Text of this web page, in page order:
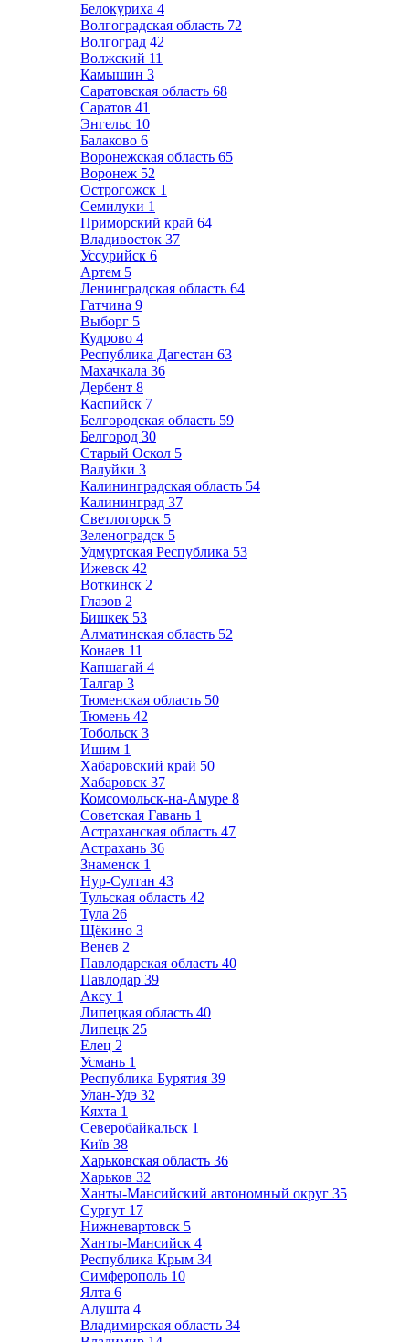
Белокуриха 4
Волгоградская область 72
Волгоград 42
Волжский 11
Камышин 3
Саратовская область 68
Саратов 41
Энгельс 10
Балаково 6
Воронежская область 65
Воронеж 52
Острогожск 1
Семилуки 1
Приморский край 64
Владивосток 37
Уссурийск 6
Артем 5
Ленинградская область 64
Гатчина 9
Выборг 5
Кудрово 4
Республика Дагестан 63
Махачкала 36
Дербент 8
Каспийск 7
Белгородская область 59
Белгород 30
Старый Оскол 5
Валуйки 3
Калининградская область 54
Калининград 37
Светлогорск 5
Зеленоградск 5
Удмуртская Республика 53
Ижевск 42
Воткинск 2
Глазов 2
Бишкек 53
Алматинская область 52
Конаев 11
Капшагай 4
Талгар 3
Тюменская область 50
Тюмень 42
Тобольск 3
Ишим 1
Хабаровский край 50
Хабаровск 37
Комсомольск-на-Амуре 8
Советская Гавань 1
Астраханская область 47
Астрахань 36
Знаменск 1
Нур-Султан 43
Тульская область 42
Тула 26
Щёкино 3
Венев 2
Павлодарская область 40
Павлодар 39
Аксу 1
Липецкая область 40
Липецк 25
Елец 2
Усмань 1
Республика Бурятия 39
Улан-Удэ 32
Кяхта 1
Северобайкальск 1
Київ 38
Харьковская область 36
Харьков 32
Ханты-Мансийский автономный округ 35
Сургут 17
Нижневартовск 5
Ханты-Мансийск 4
Республика Крым 34
Симферополь 10
Ялта 6
Алушта 4
Владимирская область 34